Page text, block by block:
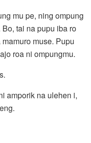
mu pe, ning ompung
tai na pupu iba ro
muse. Pupu
roa ni ompungmu.
amporik na ulehen i,